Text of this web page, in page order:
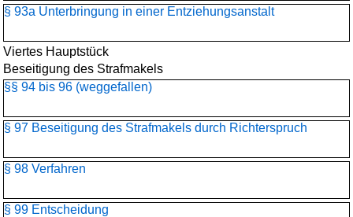
§ 93a Unterbringung in einer Entziehungsanstalt
Viertes Hauptstück
Beseitigung des Strafmakels
§§ 94 bis 96 (weggefallen)
§ 97 Beseitigung des Strafmakels durch Richterspruch
§ 98 Verfahren
§ 99 Entscheidung